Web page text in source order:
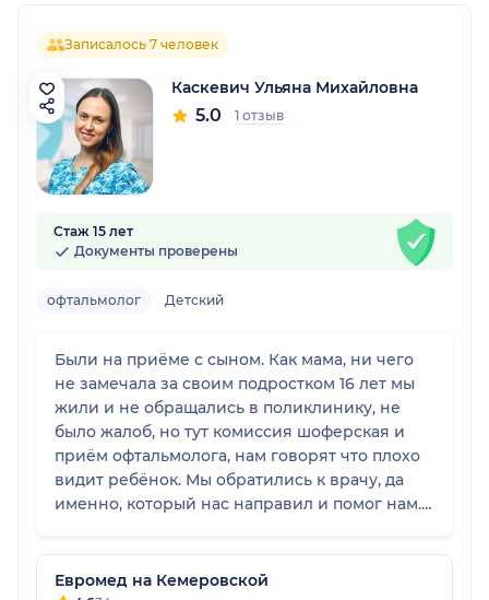
Записалось 7 человек
Каскевич Ульяна Михайловна
5.0 1 отзыв
Стаж 15 лет
Документы проверены
офтальмолог Детский
Были на приёме с сыном. Как мама, ни чего
не замечала за своим подростком 16 лет мы
жили и не обращались в поликлинику, не
было жалоб, но тут комиссия шоферская и
приём офтальмолога, нам говорят что плохо
видит ребёнок. Мы обратились к врачу, да
именно, который нас направил и помог нам.
благодарна ей за внимание, отзывчивость,
грамотность. Специалист который помог
Евромед на Кемеровской